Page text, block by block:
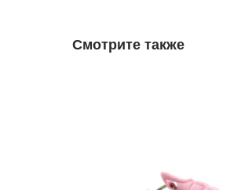
Смотрите также